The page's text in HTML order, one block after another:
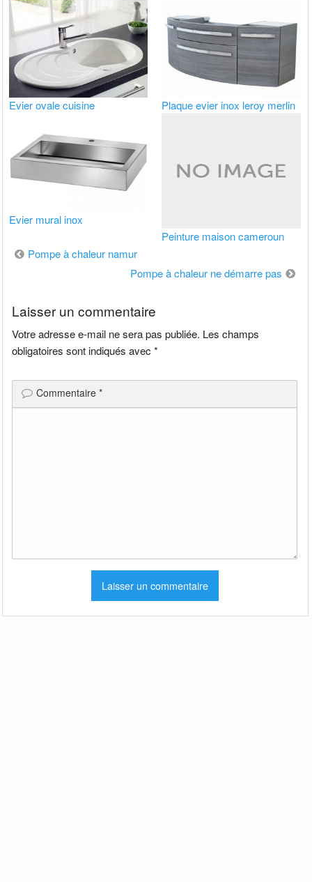
Evier ovale cuisine Plaque evier inox leroy merlin
Evier mural inox
Peinture maison cameroun
Navigation
Pompe à chaleur namur
Pompe à chaleur ne démarre pas
Laisser un commentaire
Votre adresse e-mail ne sera pas publiée. Les champs
obligatoires sont indiqués avec*
Commentaire*